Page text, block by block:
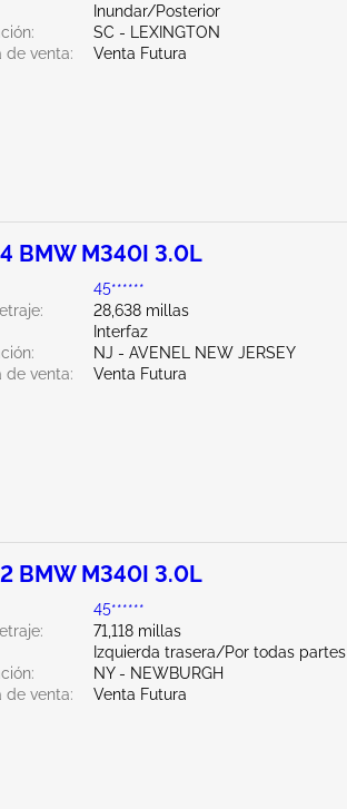
Inundar/Posterior
SC - LEXINGTON
de venta:
Venta Futura
BMW M340I 3.0L
45******
28,638 millas
Interfaz
NJ - AVENEL NEW JERSEY
de venta:
Venta Futura
BMW M340I 3.0L
45******
71,118 millas
Izquierda trasera/Por todas partes
NY - NEWBURGH
de venta:
Venta Futura